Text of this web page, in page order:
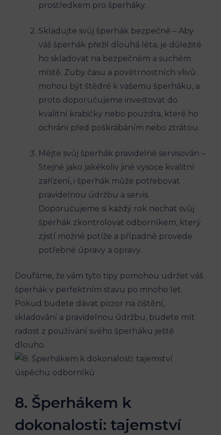
prostředkem pro šperháky.
Skladujte svůj šperhák bezpečně – Aby
váš šperhák přežil dlouhá léta, je důležité
ho skladovat na bezpečném a suchém
místě. Zuby času a povětrnostních vlivů
mohou být štědré k vašemu šperháku, a
proto doporučujeme investovat do
kvalitní krabičky nebo pouzdra, které ho
ochrání před poškrábáním nebo ztrátou.
Mějte svůj šperhák pravidelně servisován –
Stejně jako jakékoliv jiné vysoce kvalitní
zařízení, i šperhák může potřebovat
pravidelnou údržbu a servis.
Doporučujeme si každý rok nechat svůj
šperhák zkontrolovat odborníkem, který
zjistí možné potíže a případně provede
potřebné úpravy a opravy.
Doufáme, že vám tyto tipy pomohou udržet váš
šperhák v perfektním stavu po mnoho let.
Pokud budete dávat pozor na čištění,
skladování a pravidelnou údržbu, budete mít
radost z používání svého šperháku ještě
dlouho.
8. Šperhákem k
dokonalosti: tajemství